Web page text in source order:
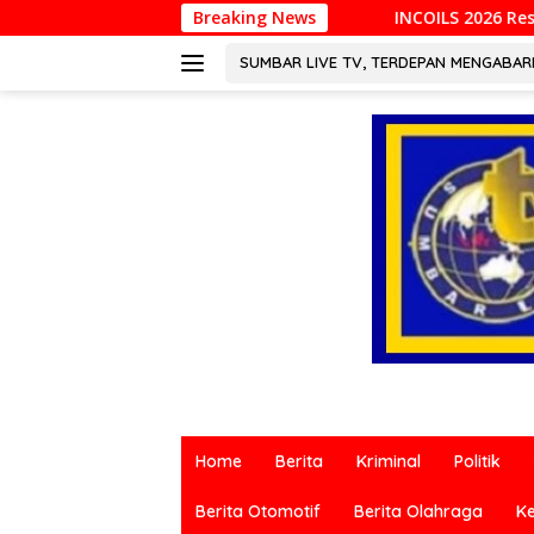
ke
Breaking News
INCOILS 2026 Resmi Digelar di Padang,
SUMBAR LIVE TV, TERDEPAN
terkini
berbagai
Home Berita Kriminal Politik
Berita Otomotif Berita Olahraga